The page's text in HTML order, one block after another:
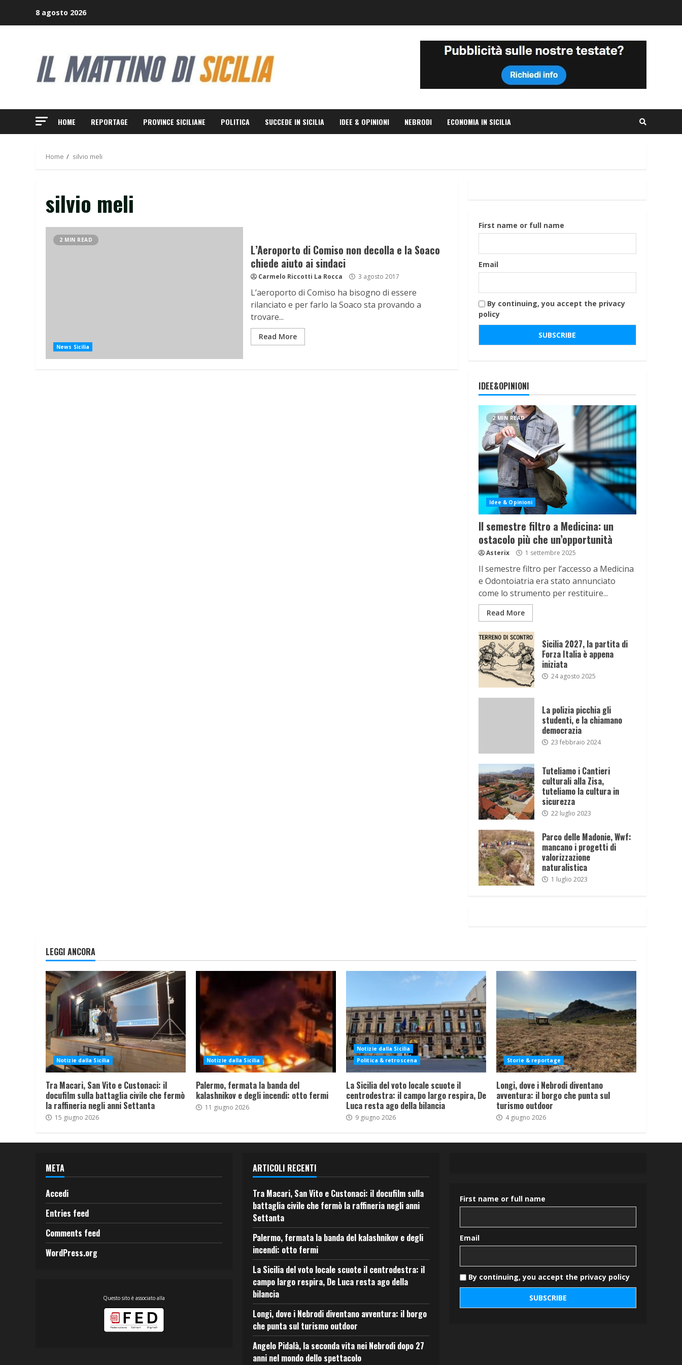
8 agosto 2026
HOME REPORTAGE PROVINCE SICILIANE POLITICA SUCCEDE IN SICILIA IDEE & OPINIONI NEBRODI ECONOMIA IN SICILIA
Home silvio meli
silvio meli
2 MIN READ
News Sicilia
L’Aeroporto di Comiso non decolla e la Soaco
chiede aiuto ai sindaci
Carmelo Riccotti La Rocca 3 agosto 2017
L’aeroporto di Comiso ha bisogno di essere
rilanciato e per farlo la Soaco sta provando a
trovare...
Read More
First name or full name
Email
By continuing, you accept the privacy
policy
IDEE&OPINIONI
2 MIN READ
Idee & Opinioni
Il semestre filtro a Medicina: un
ostacolo più che un’opportunità
Asterix 1 settembre 2025
Il semestre filtro per l’accesso a Medicina
e Odontoiatria era stato annunciato
come lo strumento per restituire...
Read More
Sicilia 2027, la partita di
Forza Italia è appena
iniziata
24 agosto 2025
La polizia picchia gli
studenti, e la chiamano
democrazia
23 febbraio 2024
Tuteliamo i Cantieri
culturali alla Zisa,
tuteliamo la cultura in
sicurezza
22 luglio 2023
Parco delle Madonie, Wwf:
mancano i progetti di
valorizzazione
naturalistica
1 luglio 2023
LEGGI ANCORA
Notizie dalla Sicilia
Tra Macari, San Vito e Custonaci: il
docufilm sulla battaglia civile che fermò
la raffineria negli anni Settanta
15 giugno 2026
Notizie dalla Sicilia
Palermo, fermata la banda del
kalashnikov e degli incendi: otto fermi
11 giugno 2026
Notizie dalla Sicilia
Politica & retroscena
La Sicilia del voto locale scuote il
centrodestra: il campo largo respira, De
Luca resta ago della bilancia
9 giugno 2026
Storie & reportage
Longi, dove i Nebrodi diventano
avventura: il borgo che punta sul
turismo outdoor
4 giugno 2026
META
Accedi
Entries feed
Comments feed
WordPress.org
Questo sito è associato alla
ARTICOLI RECENTI
Tra Macari, San Vito e Custonaci: il docufilm sulla
battaglia civile che fermò la raffineria negli anni
Settanta
Palermo, fermata la banda del kalashnikov e degli
incendi: otto fermi
La Sicilia del voto locale scuote il centrodestra: il
campo largo respira, De Luca resta ago della
bilancia
Longi, dove i Nebrodi diventano avventura: il borgo
che punta sul turismo outdoor
Angelo Pidalà, la seconda vita nei Nebrodi dopo 27
anni nel mondo dello spettacolo
First name or full name
Email
By continuing, you accept the privacy policy